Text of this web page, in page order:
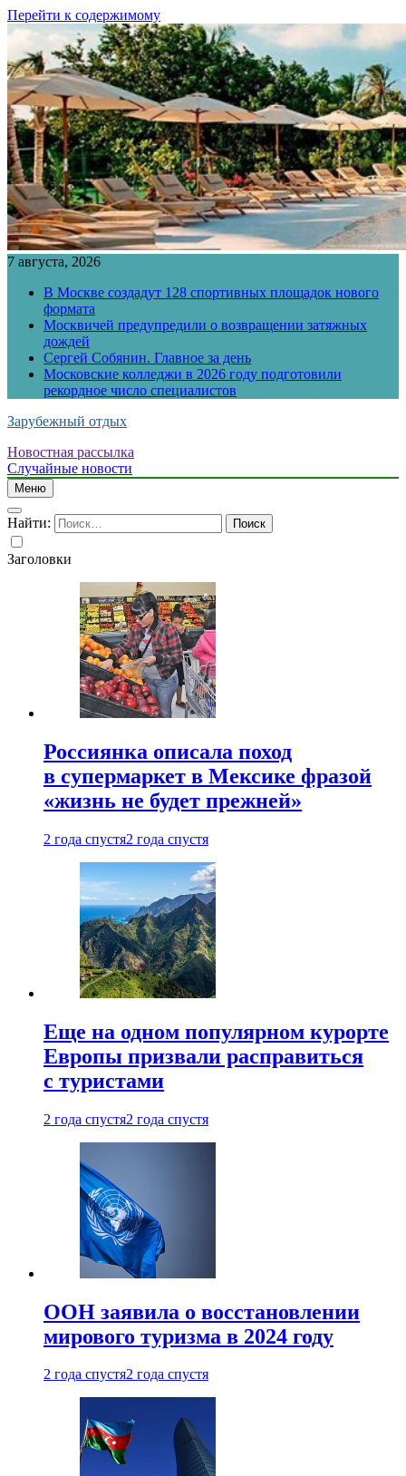
Перейти к содержимому
7 августа, 2026
В Москве создадут 128 спортивных площадок нового
формата
Москвичей предупредили о возвращении затяжных
дождей
Сергей Собянин. Главное за день
Московские колледжи в 2026 году подготовили
рекордное число специалистов
Зарубежный отдых
Новостная рассылка
Случайные новости
Меню
Найти:
Заголовки
Россиянка описала поход
в супермаркет в Мексике фразой
«жизнь не будет прежней»
2 года спустя2 года спустя
Еще на одном популярном курорте
Европы призвали расправиться
с туристами
2 года спустя2 года спустя
ООН заявила о восстановлении
мирового туризма в 2024 году
2 года спустя2 года спустя